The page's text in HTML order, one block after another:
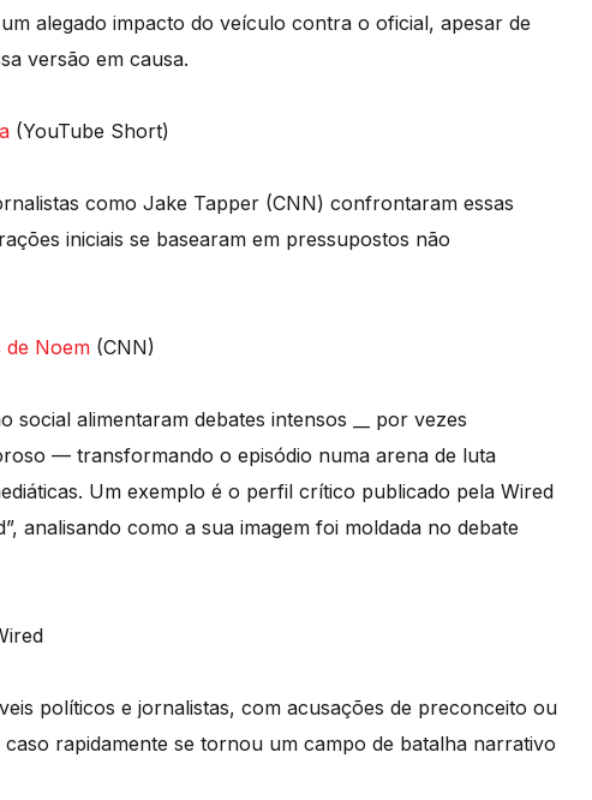
alegado impacto do veículo contra o oficial, apesar de
versão em causa.
(YouTube Short)
como Jake Tapper (CNN) confrontaram essas
iniciais se basearam em pressupostos não
de Noem (CNN)
social alimentaram debates intensos __ por vezes
— transformando o episódio numa arena de luta
Um exemplo é o perfil crítico publicado pela Wired
analisando como a sua imagem foi moldada no debate
políticos e jornalistas, com acusações de preconceito ou
rapidamente se tornou um campo de batalha narrativo